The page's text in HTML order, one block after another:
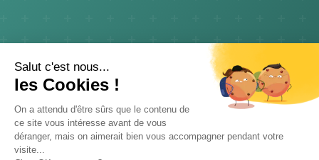
CerfApp
DonateursMentions légalesConfidentialité
Support